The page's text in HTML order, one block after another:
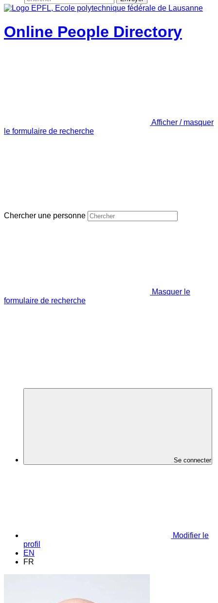
Online People Directory
Afficher / masquer
le formulaire de recherche
Chercher une personne
Masquer le
formulaire de recherche
Se connecter
Modifier le
profil
EN
FR